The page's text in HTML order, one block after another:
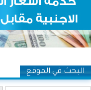
البحث في الموقع